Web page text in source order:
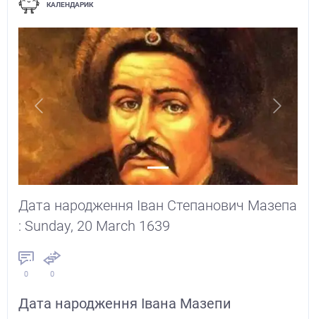
КАЛЕНДАРИК
Previous Next
Дата народження Іван Степанович Мазепа
: Sunday, 20 March 1639
0 0
Дата народження Івана Мазепи